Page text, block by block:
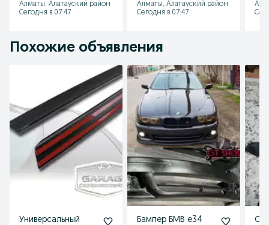
Алматы, Алатауский район
Сегодня в 07:47
Алматы, Алатауский район
Сегодня в 07:47
Похожие объявления
Универсальный Бампер БМВ е34